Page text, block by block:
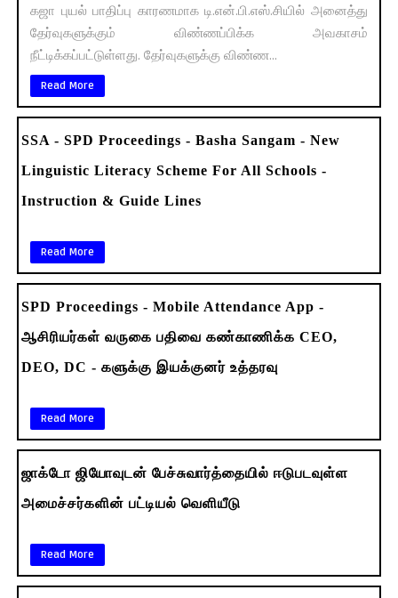
கஜா புயல் பாதிப்பு காரணமாக டி.என்.பி.எஸ்.சியில் அனைத்து
தேர்வுகளுக்கும் விண்ணப்பிக்க அவகாசம்
நீட்டிக்கப்பட்டுள்ளது. தேர்வுகளுக்கு விண்ண...
Read More
SSA - SPD Proceedings - Basha Sangam - New
Linguistic Literacy Scheme For All Schools -
Instruction & Guide Lines
Read More
SPD Proceedings - Mobile Attendance App -
ஆசிரியர்கள் வருகை பதிவை கண்காணிக்க CEO,
DEO, DC - களுக்கு இயக்குனர் உத்தரவு
Read More
ஜாக்டோ ஜியோவுடன் பேச்சுவார்த்தையில் ஈடுபடவுள்ள
அமைச்சர்களின் பட்டியல் வெளியீடு
Read More